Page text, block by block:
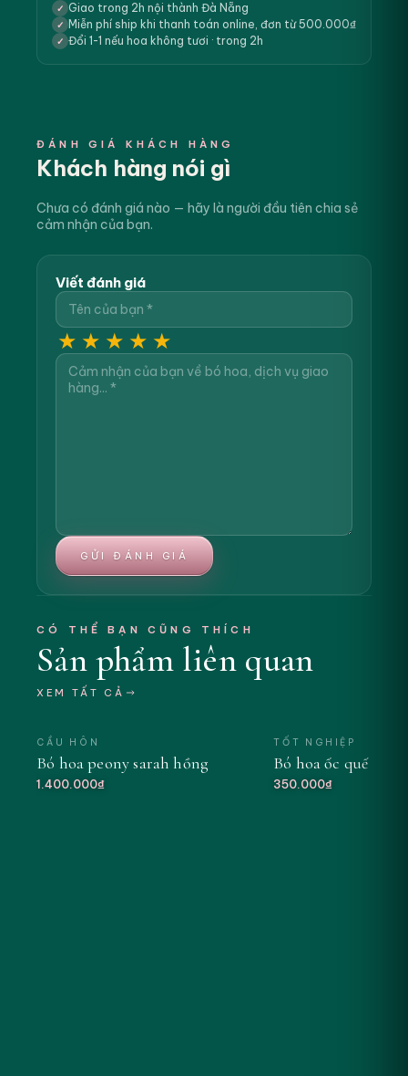
✓ Giao trong 2h nội thành Đà Nẵng
✓ Miễn phí ship khi thanh toán online, đơn từ 500.000₫
✓ Đổi 1-1 nếu hoa không tươi · trong 2h
ĐÁNH GIÁ KHÁCH HÀNG
Khách hàng nói gì
Chưa có đánh giá nào — hãy là người đầu tiên chia sẻ
cảm nhận của bạn.
Viết đánh giá
★ ★ ★ ★ ★
GỬI ĐÁNH GIÁ
CÓ THỂ BẠN CŨNG THÍCH
Sản phẩm liên quan
XEM TẤT CẢ
MỚI
CẦU HÔN
Bó hoa peony sarah hồng
1.400.000₫
TỐT NGHIỆP
Bó hoa ốc quế
350.000₫